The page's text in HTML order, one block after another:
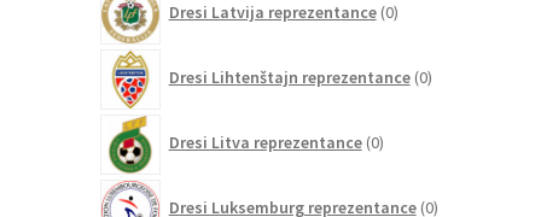
Dresi Latvija reprezentance 0izdelkov
Dresi Lihtenštajn reprezentance 0izdelkov
Dresi Litva reprezentance 0izdelkov
Dresi Luksemburg reprezentance 0